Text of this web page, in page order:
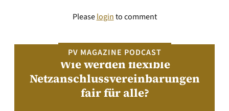
Pleaseloginto comment
PV MAGAZINE PODCAST
Wie werden flexible
Netzanschlussvereinbarungen
fair für alle?